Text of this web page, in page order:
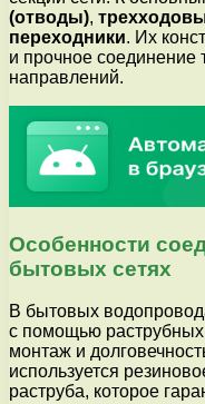
(отводы),
переходники. Их
и прочное соединение
направлений.
Особенности
бытовых сетях
В бытовых
с помощью
монтаж и
используется
раструба, которое